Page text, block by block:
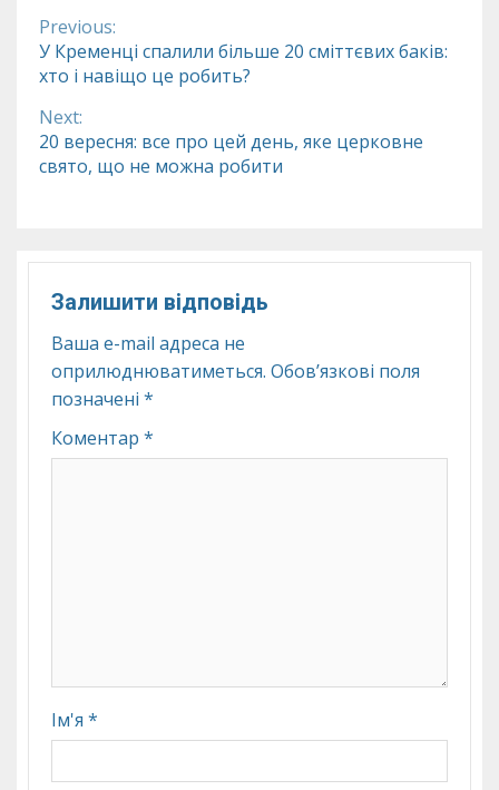
Continue
Reading
Previous:
У Кременці спалили більше 20 сміттєвих баків:
хто і навіщо це робить?
Next:
20 вересня: все про цей день, яке церковне
свято, що не можна робити
Залишити відповідь
Ваша e-mail адреса не
оприлюднюватиметься. Обов’язкові поля
позначені *
Коментар *
Ім'я *